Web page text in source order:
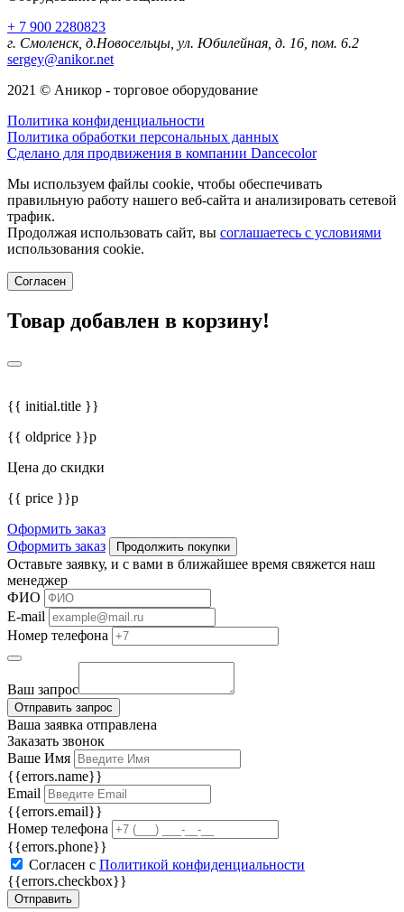
+ 7 900 2280823
г. Смоленск, д.Новосельцы, ул. Юбилейная, д. 16, пом. 6.2
sergey@anikor.net
2021 © Аникор - торговое оборудование
Политика конфиденциальности
Политика обработки персональных данных
Сделано для продвижения в компании Dancecolor
Мы используем файлы cookie, чтобы обеспечивать
правильную работу нашего веб-сайта и анализировать сетевой
трафик.
Продолжая использовать сайт, вы соглашаетесь с условиями
использования cookie.
Согласен
Товар добавлен в корзину!
{{ initial.title }}
{{ oldprice }}р
Цена до скидки
{{ price }}р
Оформить заказ
Оформить заказ
Продолжить покупки
Оставьте заявку, и с вами в ближайшее время свяжется наш
менеджер
ФИО
E-mail
Номер телефона
Ваш запрос
Отправить запрос
Ваша заявка отправлена
Заказать звонок
Ваше Имя
{{errors.name}}
Email
{{errors.email}}
Номер телефона
{{errors.phone}}
Согласен с Политикой конфиденциальности
{{errors.checkbox}}
Отправить